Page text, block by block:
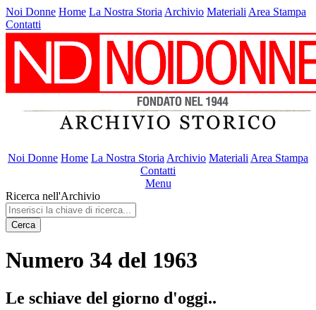
Noi Donne Home La Nostra Storia Archivio Materiali Area Stampa
Contatti
Noi Donne Home La Nostra Storia Archivio Materiali Area Stampa
Contatti
Menu
Ricerca nell'Archivio
Cerca
Numero 34 del 1963
Le schiave del giorno d'oggi..